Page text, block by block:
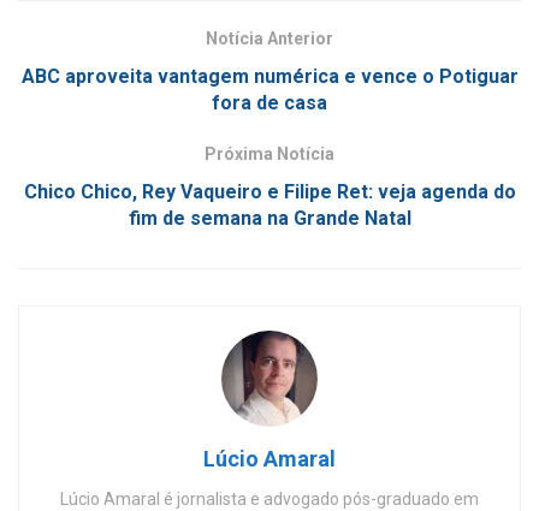
Notícia Anterior
ABC aproveita vantagem numérica e vence o Potiguar
fora de casa
Próxima Notícia
Chico Chico, Rey Vaqueiro e Filipe Ret: veja agenda do
fim de semana na Grande Natal
Lúcio Amaral
Lúcio Amaral é jornalista e advogado pós-graduado em